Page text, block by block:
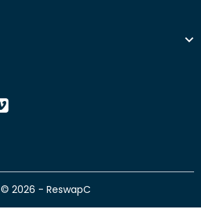

© 2026 - ReswapC